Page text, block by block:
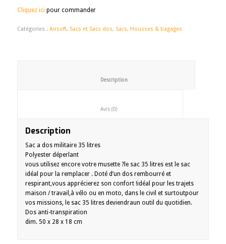
Cliquez ici pour commander
Catégories : Airsoft, Sacs et Sacs dos, Sacs, Housses & bagages
						Description
						Avis (0)
Description
Sac a dos militaire 35 litres
Polyester déperlant
vous utilisez encore votre musette ?le sac 35 litres est le sac
idéal pour la remplacer . Doté d’un dos rembourré et
respirant,vous apprécierez son confort !idéal pour les trajets
maison / travail,à vélo ou en moto, dans le civil et surtoutpour
vos missions, le sac 35 litres deviendraun outil du quotidien.
Dos anti-transpiration
dim. 50 x 28 x 18 cm